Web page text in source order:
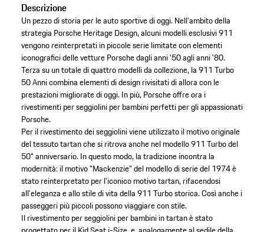
Descrizione
Un pezzo di storia per le auto sportive di oggi. Nell'ambito della
strategia Porsche Heritage Design, alcuni modelli esclusivi 911
vengono reinterpretati in piccole serie limitate con elementi
iconografici delle vetture Porsche dagli anni '50 agli anni '80.
Terza su un totale di quattro modelli da collezione, la 911 Turbo
50 Anni combina elementi di design rivisitati di allora con le
prestazioni migliorate di oggi. In più, Porsche offre ora i
rivestimenti per seggiolini per bambini perfetti per gli appassionati
Porsche.
Per il rivestimento dei seggiolini viene utilizzato il motivo originale
del tessuto tartan che si ritrova anche nel modello 911 Turbo del
50° anniversario. In questo modo, la tradizione incontra la
modernità: il motivo "Mackenzie" del modello di serie del 1974 è
stato reinterpretato per l'iconico motivo tartan, rifacendosi
all'eleganza e allo stile di vita della 911 Turbo storica. Così anche i
passeggeri più piccoli possono viaggiare con stile.
Il rivestimento per seggiolini per bambini in tartan è stato